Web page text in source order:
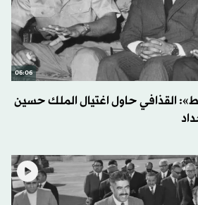
06:06
القذافي حاول اغتيال الملك حسين